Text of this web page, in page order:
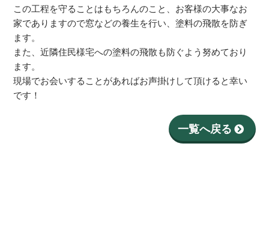
この工程を守ることはもちろんのこと、お客様の大事なお
家でありますので窓などの養生を行い、塗料の飛散を防ぎ
ます。
また、近隣住民様宅への塗料の飛散も防ぐよう努めており
ます。
現場でお会いすることがあればお声掛けして頂けると幸い
です！
一覧へ戻る